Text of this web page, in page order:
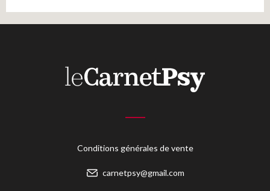
Conditions générales de vente
carnetpsy@gmail.com